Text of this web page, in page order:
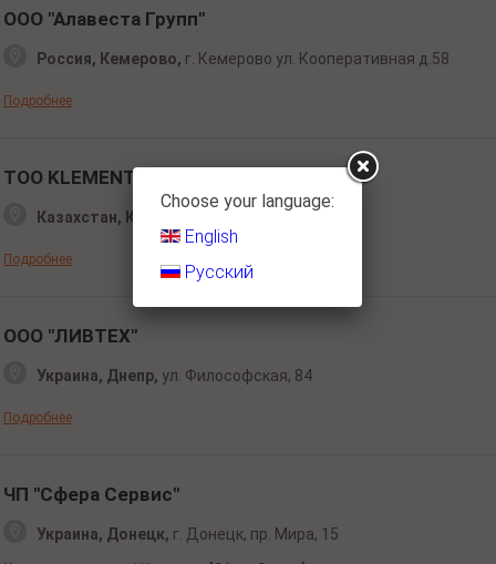
ООО "Алавеста Групп"
Россия, Кемерово, г. Кемерово ул. Кооперативная д.58
Подробнее
ТОО KLEMENT ENGINEERING GROUP
Казахстан, Караганда,
Подробнее
ООО "ЛИВТЕХ"
Украина, Днепр, ул. Философская, 84
Подробнее
ЧП "Сфера Сервис"
Украина, Донецк, г. Донецк, пр. Мира, 15
Choose your language:
English
Русский